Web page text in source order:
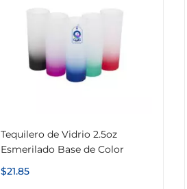
Tequilero de Vidrio 2.5oz
Esmerilado Base de Color
$21.85